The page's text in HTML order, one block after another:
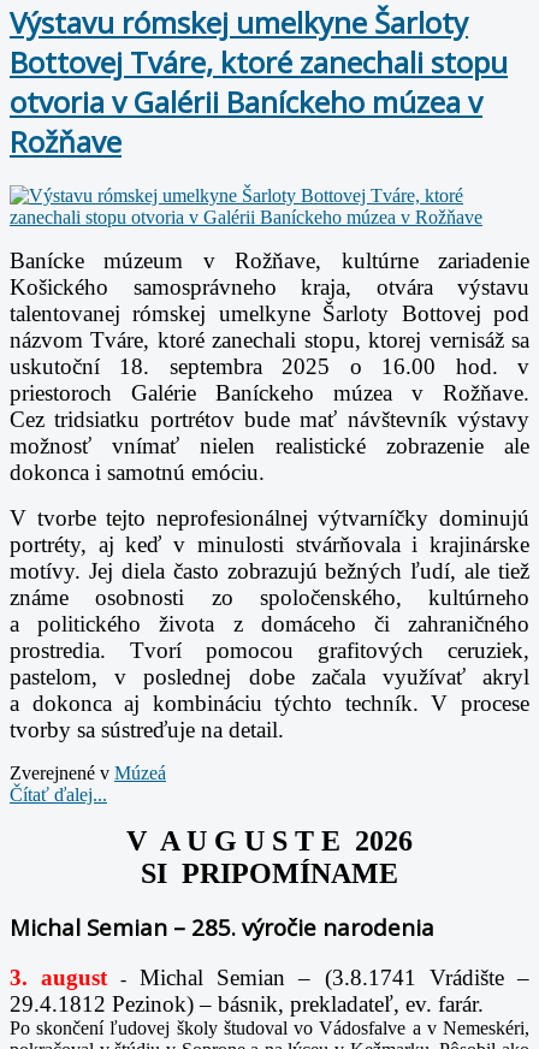
Výstavu rómskej umelkyne Šarloty
Bottovej Tváre, ktoré zanechali stopu
otvoria v Galérii Baníckeho múzea v
Rožňave
Banícke múzeum v Rožňave, kultúrne zariadenie
Košického samosprávneho kraja, otvára výstavu
talentovanej rómskej umelkyne Šarloty Bottovej pod
názvom Tváre, ktoré zanechali stopu, ktorej vernisáž sa
uskutoční 18. septembra 2025 o 16.00 hod. v
priestoroch Galérie Baníckeho múzea v Rožňave.
Cez tridsiatku portrétov bude mať návštevník výstavy
možnosť vnímať nielen realistické zobrazenie ale
dokonca i samotnú emóciu.
V tvorbe tejto neprofesionálnej výtvarníčky dominujú
portréty, aj keď v minulosti stvárňovala i krajinárske
motívy. Jej diela často zobrazujú bežných ľudí, ale tiež
známe osobnosti zo spoločenského, kultúrneho
a politického života z domáceho či zahraničného
prostredia. Tvorí pomocou grafitových ceruziek,
pastelom, v poslednej dobe začala využívať akryl
a dokonca aj kombináciu týchto techník. V procese
tvorby sa sústreďuje na detail.
Zverejnené v Múzeá
Čítať ďalej...
V A U G U S T E 2026
SI PRIPOMÍNAME
Michal Semian – 285. výročie narodenia
3. august -Michal Semian – (3.8.1741 Vrádište –
29.4.1812 Pezinok) – básnik, prekladateľ, ev. farár.
Po skončení ľudovej školy študoval vo Vádosfalve a v Nemeskéri,